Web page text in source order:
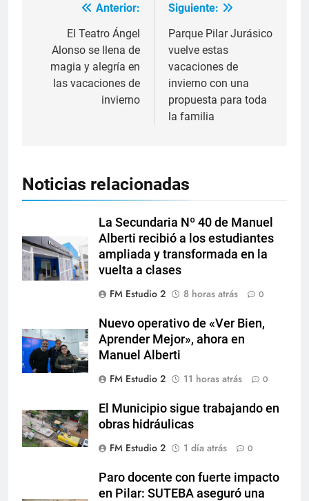
Anterior:
El Teatro Ángel
Alonso se llena de
magia y alegría en
las vacaciones de
invierno
Siguiente:
Parque Pilar Jurásico
vuelve estas
vacaciones de
invierno con una
propuesta para toda
la familia
Noticias relacionadas
La Secundaria Nº 40 de Manuel
Alberti recibió a los estudiantes
ampliada y transformada en la
vuelta a clases
FM Estudio 2
8 horas atrás 0
Nuevo operativo de «Ver Bien,
Aprender Mejor», ahora en
Manuel Alberti
FM Estudio 2
11 horas atrás 0
El Municipio sigue trabajando en
obras hidráulicas
FM Estudio 2
1 día atrás 0
Paro docente con fuerte impacto
en Pilar: SUTEBA aseguró una